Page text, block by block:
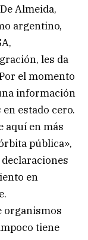
Almeida,
argentino,
les da
el momento
información
estado cero.
aquí en más
pública»,
en
organismos
tiene